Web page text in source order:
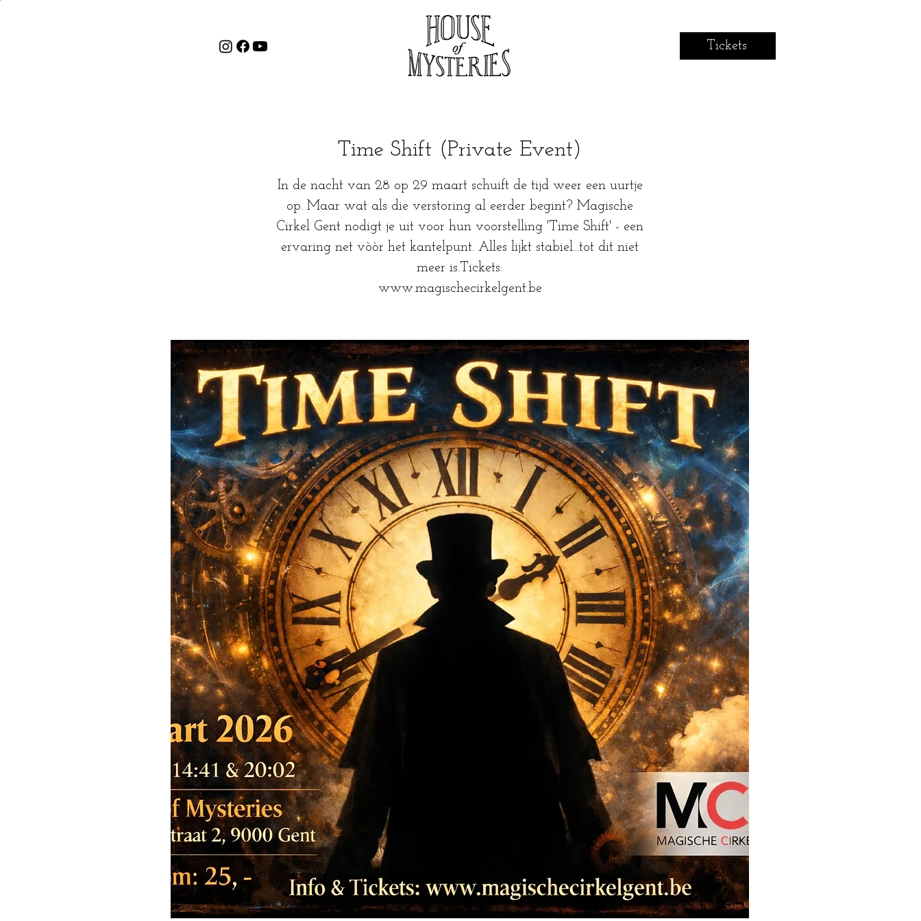
Tickets
Time Shift (Private Event)
In de nacht van 28 op 29 maart schuift de tijd weer een uurtje
op. Maar wat als die verstoring al eerder begint? Magische
Cirkel Gent nodigt je uit voor hun voorstelling 'Time Shift' - een
ervaring net vòòr het kantelpunt. Alles lijkt stabiel...tot dit niet
meer is.Tickets:
www.magischecirkelgent.be